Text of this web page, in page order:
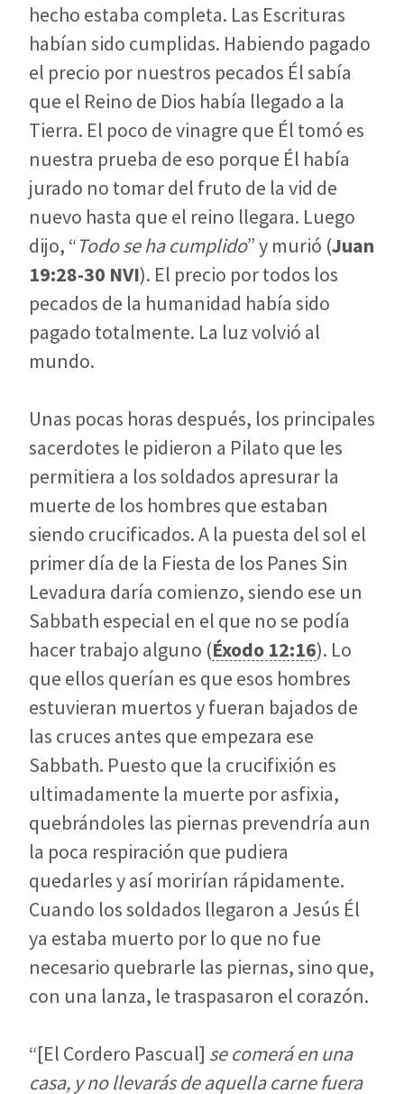
hecho estaba completa. Las Escrituras
habían sido cumplidas. Habiendo pagado
el precio por nuestros pecados Él sabía
que el Reino de Dios había llegado a la
Tierra. El poco de vinagre que Él tomó es
nuestra prueba de eso porque Él había
jurado no tomar del fruto de la vid de
nuevo hasta que el reino llegara. Luego
dijo, “Todo se ha cumplido” y murió (Juan
19:28-30 NVI). El precio por todos los
pecados de la humanidad había sido
pagado totalmente. La luz volvió al
mundo.
Unas pocas horas después, los principales
sacerdotes le pidieron a Pilato que les
permitiera a los soldados apresurar la
muerte de los hombres que estaban
siendo crucificados. A la puesta del sol el
primer día de la Fiesta de los Panes Sin
Levadura daría comienzo, siendo ese un
Sabbath especial en el que no se podía
hacer trabajo alguno (Éxodo 12:16). Lo
que ellos querían es que esos hombres
estuvieran muertos y fueran bajados de
las cruces antes que empezara ese
Sabbath. Puesto que la crucifixión es
ultimadamente la muerte por asfixia,
quebrándoles las piernas prevendría aun
la poca respiración que pudiera
quedarles y así morirían rápidamente.
Cuando los soldados llegaron a Jesús Él
ya estaba muerto por lo que no fue
necesario quebrarle las piernas, sino que,
con una lanza, le traspasaron el corazón.
“[El Cordero Pascual] se comerá en una
casa, y no llevarás de aquella carne fuera